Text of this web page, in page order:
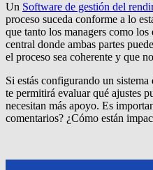
Un Software de gestión del
proceso suceda conforme a lo
que tanto los managers como
central donde ambas partes
el proceso sea coherente y que
Si estás configurando un
te permitirá evaluar qué ajustes
necesitan más apoyo. Es
comentarios? ¿Cómo están